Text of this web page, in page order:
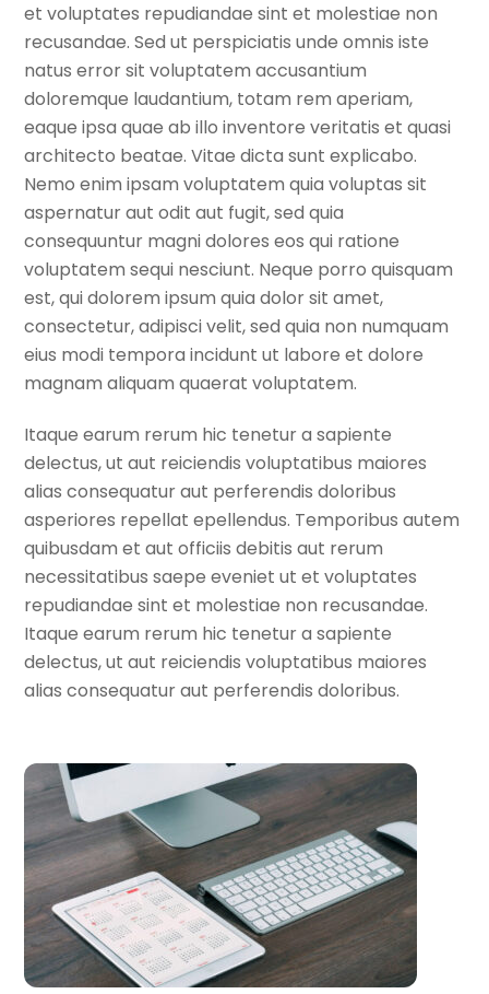
et voluptates repudiandae sint et molestiae non
recusandae. Sed ut perspiciatis unde omnis iste
natus error sit voluptatem accusantium
doloremque laudantium, totam rem aperiam,
eaque ipsa quae ab illo inventore veritatis et quasi
architecto beatae. Vitae dicta sunt explicabo.
Nemo enim ipsam voluptatem quia voluptas sit
aspernatur aut odit aut fugit, sed quia
consequuntur magni dolores eos qui ratione
voluptatem sequi nesciunt. Neque porro quisquam
est, qui dolorem ipsum quia dolor sit amet,
consectetur, adipisci velit, sed quia non numquam
eius modi tempora incidunt ut labore et dolore
magnam aliquam quaerat voluptatem.
Itaque earum rerum hic tenetur a sapiente
delectus, ut aut reiciendis voluptatibus maiores
alias consequatur aut perferendis doloribus
asperiores repellat epellendus. Temporibus autem
quibusdam et aut officiis debitis aut rerum
necessitatibus saepe eveniet ut et voluptates
repudiandae sint et molestiae non recusandae.
Itaque earum rerum hic tenetur a sapiente
delectus, ut aut reiciendis voluptatibus maiores
alias consequatur aut perferendis doloribus.